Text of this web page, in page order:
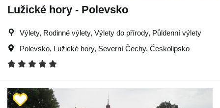
Lužické hory - Polevsko
Výlety, Rodinné výlety, Výlety do přírody, Půldenní výlety
Polevsko, Lužické hory, Severní Čechy, Českolipsko